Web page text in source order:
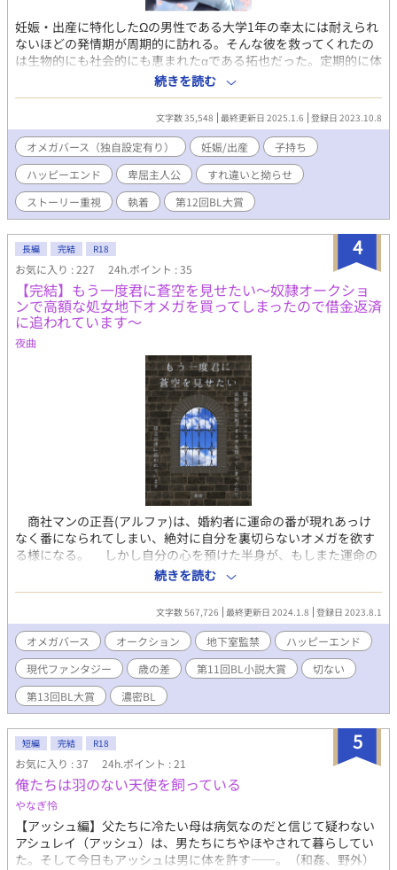
妊娠・出産に特化したΩの男性である大学1年の幸太には耐えられ
ないほどの発情期が周期的に訪れる。そんな彼を救ってくれたの
は生物的にも社会的にも恵まれたαである拓也だった。定期的に体
の関係をもつようになった2人だが、なんと幸太は妊娠してしま
う。中絶するには番の同意書と10万円が必要だが、貧乏学生であ
り、拓也の番になる気がない彼にはどちらの選択もハードルが高
すぎて……。すれ違い拗らせオメガバースBL。 エブリスタにて紹
介して頂いた時に書いて貰ったもの
続きを読む
文字数 35,548 最終更新日 2025.1.6 登録日 2023.10.8
オメガバース（独自設定有り） 妊娠/出産
子持ち
ハッピーエンド
卑屈主人公
すれ違いと拗らせ
ストーリー重視
執着 第12回BL大賞
4
長編 完結 R18
お気に入り : 227 24h.ポイント : 35
【完結】もう一度君に蒼空を見せたい〜奴隷オークショ
ンで高額な処女地下オメガを買ってしまったので借金返済
に追われています〜
夜曲
商社マンの正吾(アルファ)は、婚約者に運命の番が現れあっけ
なく番になられてしまい、絶対に自分を裏切らないオメガを欲す
る様になる。 しかし自分の心を預けた半身が、もしまた運命の
番に出会い自分の元を離れてしまったらと考えると普通に恋愛を
する勇気はない。半ば自棄になった正吾は地下オークションで奴
隷オメガを購入する事に決めた。 そうして訪れた初オークショ
ンの日、涙に濡れる処女オメガを変態どもから救いたいと、つい
想定よりかなり高額な入札をしてしまう。 落札金額は一般的な
サラリーマンの生涯年収を優に超えていた為、正吾は昼夜問わず
働き詰めとなってしまう。そこへ事件が起き、どう頑張っても返
済が間に合わなくなってしまった。 債務不履行になって愛した
オメガを地下オークションに連れ戻されてしまうのか、貸し出し
正吾は究極の選択を迫られることとなる。 果たして身の程に合
わない高額な入札をしてしまった正吾は、無事借金返済できるの
か。 また、男オメガである受けの母と受けが売られたその背景
には、一人の男の深い妄執があった。物語が進むにつれ、親世代
の酷い執愛が複雑に絡みついてくる。 果たして、登場人物全員
が幸せになる道はあるのだろうか。 ※攻めは一貫して受けを溺愛
しますが、無理やり表現や一部攻め以外からの凌辱もあります
（決して攻めの本意ではありません） 主人公の二人はじれじれ純
続きを読む
文字数 567,726 最終更新日 2024.1.8 登録日 2023.8.1
オメガバース オークション 地下室監禁
ハッピーエンド
現代ファンタジー
歳の差 第11回BL小説大賞
切ない
第13回BL大賞
濃密BL
5
短編 完結 R18
お気に入り : 37 24h.ポイント : 21
俺たちは羽のない天使を飼っている
やなぎ怜
【アッシュ編】父たちに冷たい母は病気なのだと信じて疑わない
アシュレイ（アッシュ）は、男たちにちやほやされて暮らしてい
た。そして今日もアッシュは男に体を許す――。（和姦、野外）